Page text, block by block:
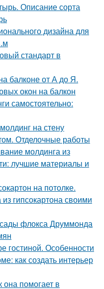
Описание сорта
дизайна для
стандарт в
балконе от А до Я.
окон на балкон
самостоятельно:
на стену
Отделочные работы
молдинга из
лучшие материалы и
на потолке.
гипсокартона своими
флокса Друммонда
гостиной. Особенности
как создать интерьер
помогает в